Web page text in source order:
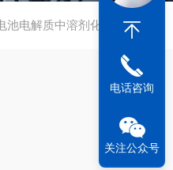
池电解质中溶剂化机制
电话咨询
关注公众号